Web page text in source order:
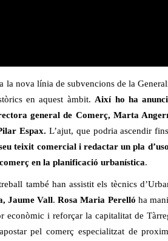
la nova línia de subvencions de la
en aquest àmbit. Així ho ha
general de Comerç, Marta
Espax. L’ajut, que podria ascendir
teixit comercial i redactar un pla
en la planificació urbanística.
també han assistit els tècnics
Jaume Vall.Rosa Maria Perelló ha
econòmic i reforçar la capitalitat de
pel comerç especialitzat de